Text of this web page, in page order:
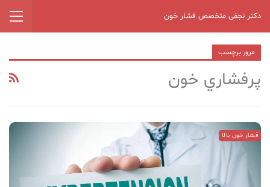
دکتر نجفی متخصص فشار خون
مرور برچسب
پرفشاري خون
فشار خون بالا